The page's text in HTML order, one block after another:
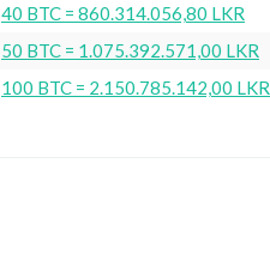
40 BTC = 860.314.056,80 LKR
50 BTC = 1.075.392.571,00 LKR
100 BTC = 2.150.785.142,00 LKR